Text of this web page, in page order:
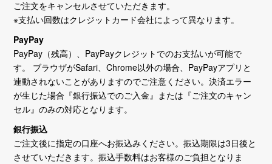
ご注文をキャンセルさせていただきます。
※支払い回数はクレジットカード会社によって異なります。
PayPay
PayPay（残高）、PayPayクレジットでのお支払いが可能で
す。 ブラウザがSafari、Chrome以外の場合、PayPayアプリと
連動されないことがありますのでご注意ください。決済エラー
が生じた場合『銀行振込でのご入金』または『ご注文のキャン
セル』のみの対応となります。
銀行振込
ご注文後に指定の口座へお振込みください。振込期限は3日後と
させていただきます。振込手数料はお客様のご負担となりま